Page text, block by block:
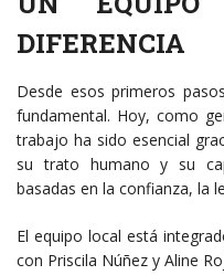
DIFERENCIA
Desde esos primeros
fundamental. Hoy, como
trabajo ha sido esencial
su trato humano y su
basadas en la confianza, la
El equipo local está
con Priscila Núñez y Aline